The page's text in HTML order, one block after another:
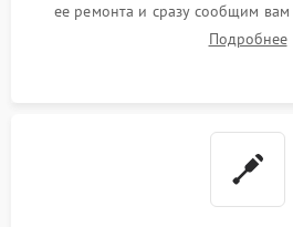
ее ремонта и сразу сообщим
Подробнее